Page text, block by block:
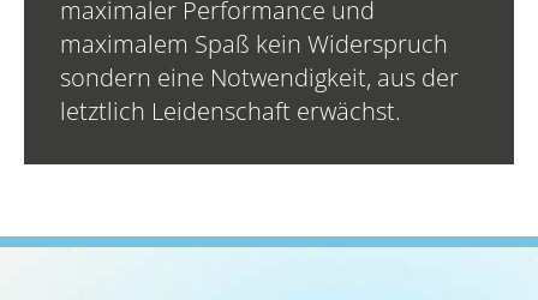
maximaler Performance und
maximalem Spaß kein Widerspruch
sondern eine Notwendigkeit, aus der
letztlich Leidenschaft erwächst.